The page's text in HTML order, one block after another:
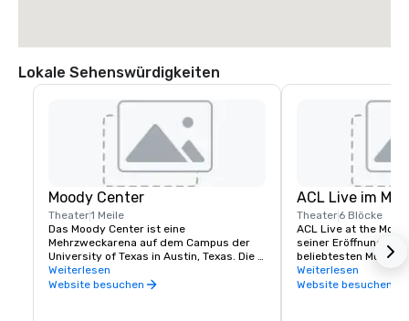
Lokale Sehenswürdigkeiten
Moody Center
Theater1 Meile
Das Moody Center ist eine
Mehrzweckarena auf dem Campus der
University of Texas in Austin, Texas. Die
Gesamtkapazität der Arena beträgt
mehr als 15.000 Sitzplätze.
Weiterlesen
Website besuchen
ACL Live im
Theater6 Blöcke
ACL Live at the
seiner Eröffnung im
beliebtesten
die Heimat des
Fernsehprogramms
Weiterlesen
Website besuchen